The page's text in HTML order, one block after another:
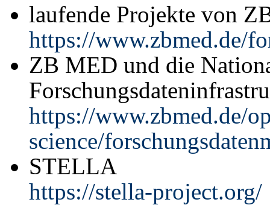
laufende Projekte von
https://www.zbmed.de/
ZB MED und die
https://www.zbmed.de/
science/
STELLA
https://stella-project.org/